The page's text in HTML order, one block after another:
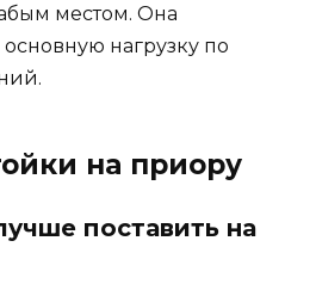
местом. Она
нагрузку по
на приору
поставить на